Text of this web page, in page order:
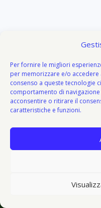
Per fornire le migliori
per memorizzare e/o
consenso a queste tecnologie
comportamento di
acconsentire o ritirare il
caratteristiche e funzioni.